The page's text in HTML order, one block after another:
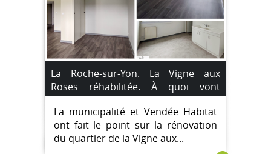
La Roche-sur-Yon. La Vigne aux
Roses réhabilitée. À quoi vont
ressembler les logements rénovés ?
La municipalité et Vendée Habitat
ont fait le point sur la rénovation
du quartier de la Vigne aux...